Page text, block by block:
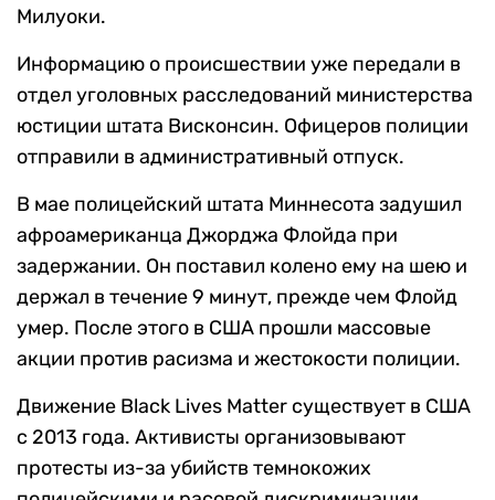
Милуоки.
Информацию о происшествии уже передали в
отдел уголовных расследований министерства
юстиции штата Висконсин. Офицеров полиции
отправили в административный отпуск.
В мае полицейский штата Миннесота задушил
афроамериканца Джорджа Флойда при
задержании. Он поставил колено ему на шею и
держал в течение 9 минут, прежде чем Флойд
умер. После этого в США прошли массовые
акции против расизма и жестокости полиции.
Движение Black Lives Matter существует в США
с 2013 года. Активисты организовывают
протесты из-за убийств темнокожих